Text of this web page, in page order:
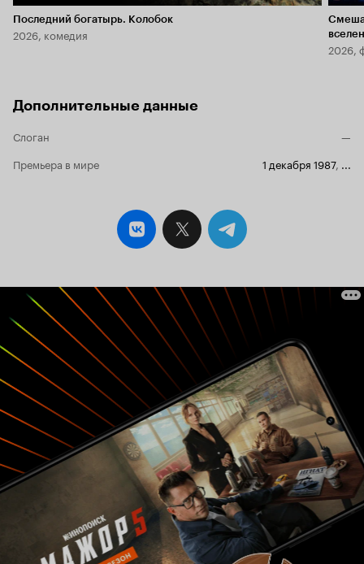
Последний богатырь. Колобок
2026, комедия
2026,
Дополнительные данные
Слоган
—
Премьера в мире
1 декабря 1987, ...